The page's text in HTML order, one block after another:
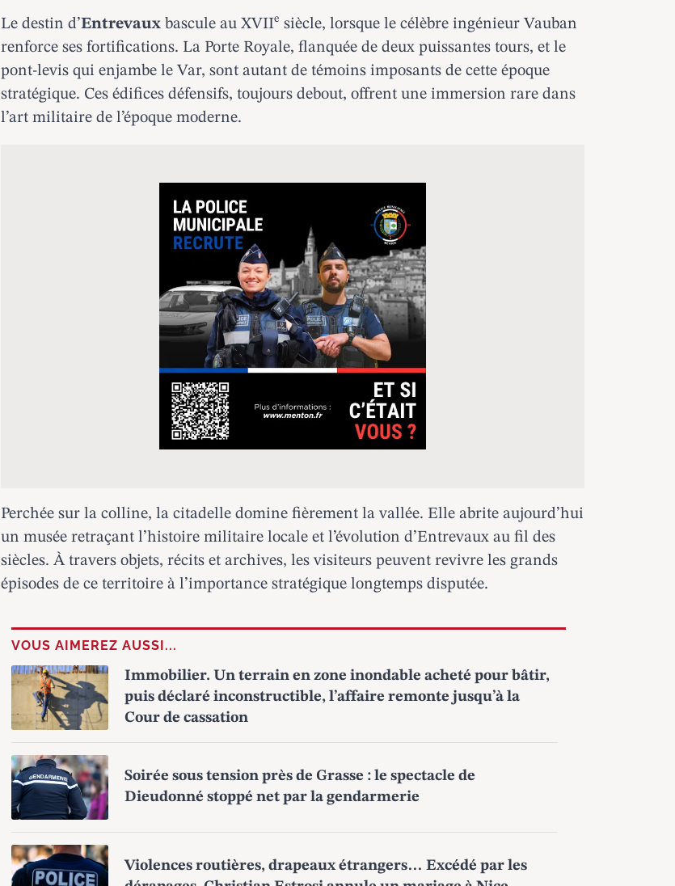
Le destin d’Entrevaux bascule au XVIIe siècle, lorsque le célèbre ingénieur Vauban
renforce ses fortifications. La Porte Royale, flanquée de deux puissantes tours, et le
pont-levis qui enjambe le Var, sont autant de témoins imposants de cette époque
stratégique. Ces édifices défensifs, toujours debout, offrent une immersion rare dans
l’art militaire de l’époque moderne.
Perchée sur la colline, la citadelle domine fièrement la vallée. Elle abrite aujourd’hui
un musée retraçant l’histoire militaire locale et l’évolution d’Entrevaux au fil des
siècles. À travers objets, récits et archives, les visiteurs peuvent revivre les grands
épisodes de ce territoire à l’importance stratégique longtemps disputée.
VOUS AIMEREZ AUSSI...
Immobilier. Un terrain en zone inondable acheté pour bâtir,
puis déclaré inconstructible, l’affaire remonte jusqu’à la
Cour de cassation
Soirée sous tension près de Grasse : le spectacle de
Dieudonné stoppé net par la gendarmerie
Violences routières, drapeaux étrangers… Excédé par les